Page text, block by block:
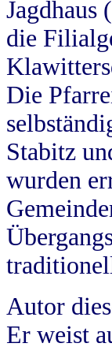
Jagdhaus
die
Die
Stabitz
wurden
Autor
Er weist